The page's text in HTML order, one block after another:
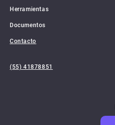
Herramientas
Documentos
Contacto
(55) 41878851